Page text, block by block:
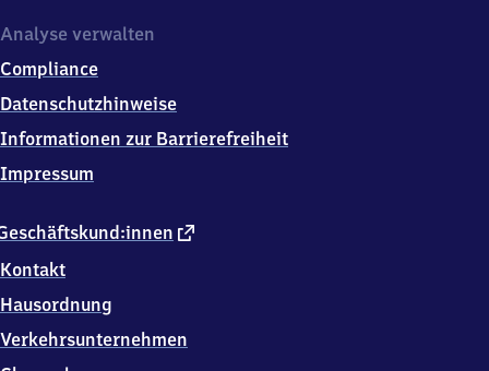
5
9
Neubiberg
externer
Kontakt
Hausordnung
Verkehrsunternehmen
Analyse verwalten
Compliance
Datenschutzhinweise
Informationen zur Barrierefreiheit
Impressum